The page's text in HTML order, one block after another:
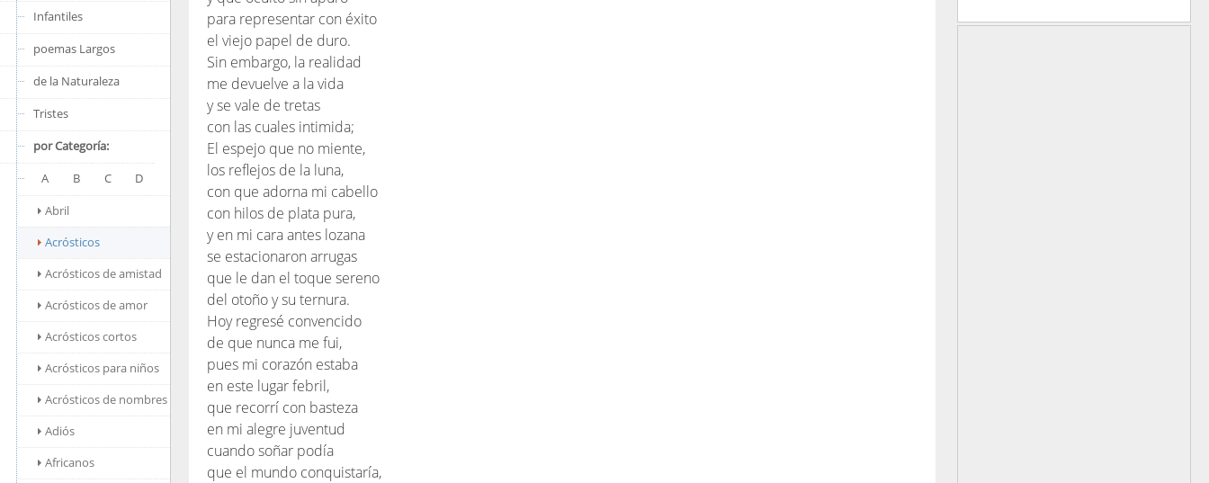
Infantiles
poemas Largos
de la Naturaleza
Tristes
por Categoría:
A
B C
D
Abril
Acrósticos
Acrósticos de amistad
Acrósticos de amor
Acrósticos cortos
Acrósticos para niños
Acrósticos de nombres
Adiós
Africanos
para representar con éxito
el viejo papel de duro.
Sin embargo, la realidad
me devuelve a la vida
y se vale de tretas
con las cuales intimida;
El espejo que no miente,
los reflejos de la luna,
con que adorna mi cabello
con hilos de plata pura,
y en mi cara antes lozana
se estacionaron arrugas
que le dan el toque sereno
del otoño y su ternura.
Hoy regresé convencido
de que nunca me fui,
pues mi corazón estaba
en este lugar febril,
que recorrí con basteza
en mi alegre juventud
cuando soñar podía
que el mundo conquistaría,